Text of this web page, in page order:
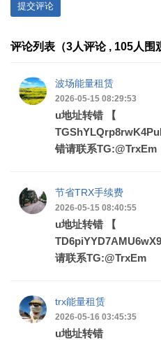
提交评论
评论列表（3人评论 , 105人围
波场能量租赁
2026-05-15 08:29:53
u地址转错 【
错请联系TG:@TrxEm
节省TRX手续费
2026-05-15 08:40:55
u地址转错 【
请联系TG:@TrxEm
trx能量租赁
2026-05-16 03:45:35
u地址转错